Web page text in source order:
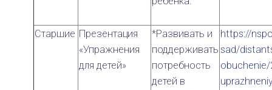
Старшие Презентация
«Упражнения
для детей»
*Развивать и
поддерживать
потребность
детей в
https://
sad/